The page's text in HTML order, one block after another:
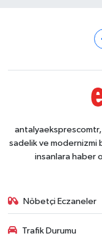
sadelik ve modernizmi
insanlara haber
Nöbetçi Eczaneler
Trafik Durumu